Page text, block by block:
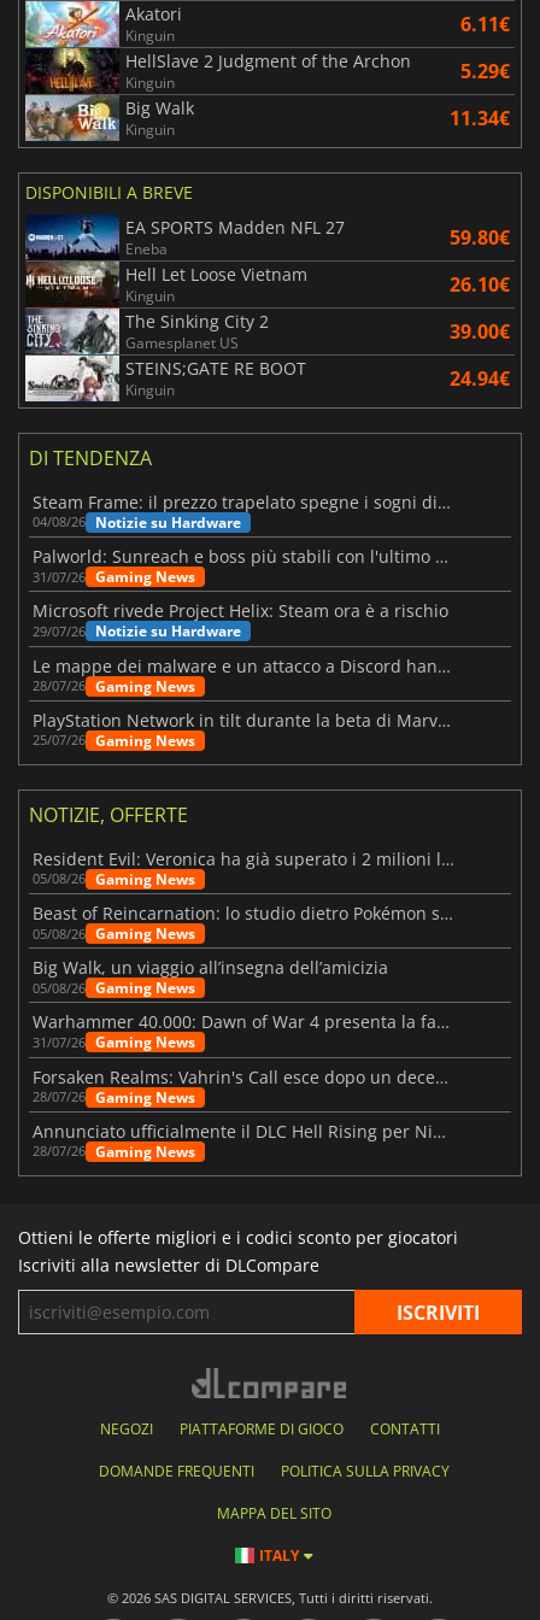
Akatori
Kinguin 6.11€
HellSlave 2 Judgment of the Archon
Kinguin 5.29€
Big Walk
Kinguin 11.34€
DISPONIBILI A BREVE
EA SPORTS Madden NFL 27
Eneba 59.80€
Hell Let Loose Vietnam
Kinguin 26.10€
The Sinking City 2
Gamesplanet US 39.00€
STEINS;GATE RE BOOT
Kinguin 24.94€
DI TENDENZA
Steam Frame: il prezzo trapelato spegne i sogni di un VR economico
04/08/26 Notizie su Hardware
Palworld: Sunreach e boss più stabili con l'ultimo update
31/07/26 Gaming News
Microsoft rivede Project Helix: Steam ora è a rischio
29/07/26 Notizie su Hardware
Le mappe dei malware e un attacco a Discord hanno colpito Meccha Chameleon
28/07/26 Gaming News
PlayStation Network in tilt durante la beta di Marvel Tōkon
25/07/26 Gaming News
NOTIZIE, OFFERTE
Resident Evil: Veronica ha già superato i 2 milioni liste dei desideri
05/08/26 Gaming News
Beast of Reincarnation: lo studio dietro Pokémon su una nuova strada
05/08/26 Gaming News
Big Walk, un viaggio all’insegna dell’amicizia
05/08/26 Gaming News
Warhammer 40.000: Dawn of War 4 presenta la fazione dei Necron
31/07/26 Gaming News
Forsaken Realms: Vahrin's Call esce dopo un decennio di sviluppo
28/07/26 Gaming News
Annunciato ufficialmente il DLC Hell Rising per Nioh 3
28/07/26 Gaming News
Ottieni le offerte migliori e i codici sconto per giocatori
Iscriviti alla newsletter di DLCompare
NEGOZI PIATTAFORME DI GIOCO CONTATTI
DOMANDE FREQUENTI POLITICA SULLA PRIVACY
MAPPA DEL SITO
ITALY
© 2026 SAS DIGITAL SERVICES, Tutti i diritti riservati.